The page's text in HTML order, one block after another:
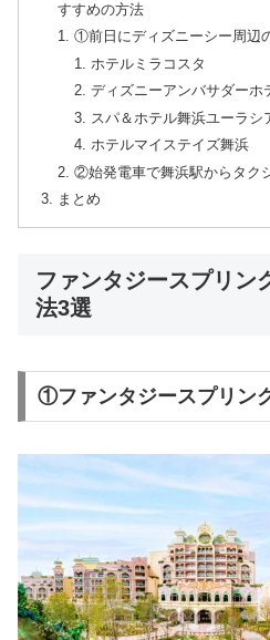
すすめの方法
①前日にディズニーシー周辺
ホテルミラコスタ
ディズニーアンバサダーホ
スパ＆ホテル舞浜ユーラシ
ホテルマイステイズ舞浜
②始発電車で舞浜駅からタク
まとめ
ファンタジースプリン
法3選
①ファンタジースプリン